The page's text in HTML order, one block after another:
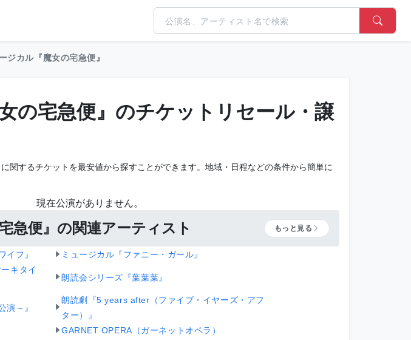
ジカル『魔女の宅急便』
の宅急便』のチケットリセール・譲
関するチケットを最安値から探すことができます。地域・日程などの条件から簡単に
現在公演がありません。
急便』の関連アーティスト もっと見る
イフ』
ミュージカル『ファニー・ガール』
キタイ
朗読会シリーズ『葉葉葉』
演～』
朗読劇『5 years after（ファイブ・イヤーズ・アフ
ター）』
GARNET OPERA（ガーネットオペラ）